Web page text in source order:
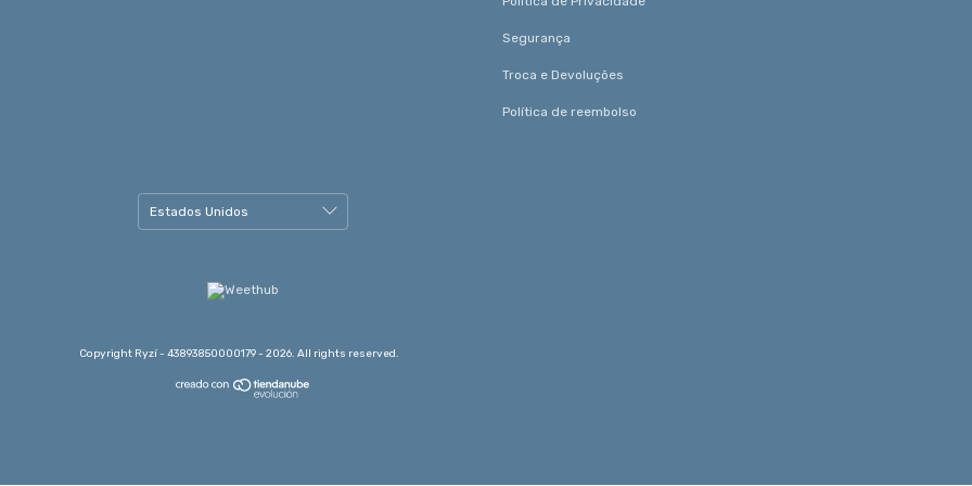
Segurança
Troca e Devoluções
Política de reembolso
Copyright Ryzí - 43893850000179 - 2026. All rights reserved.